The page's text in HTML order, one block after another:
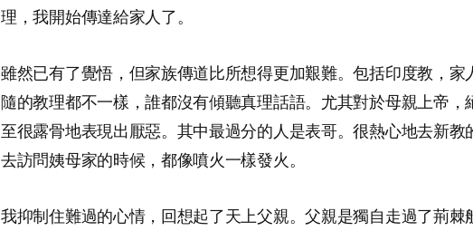
理，我開始傳達給家人了。
雖然已有了覺悟，但家族傳道比所想得更加艱難。包括印度教，家
隨的教理都不一樣，誰都沒有傾聽真理話語。尤其對於母親上帝，
至很露骨地表現出厭惡。其中最過分的人是表哥。很熱心地去新教
去訪問姨母家的時候，都像噴火一樣發火。
我抑制住難過的心情，回想起了天上父親。父親是獨自走過了荊棘